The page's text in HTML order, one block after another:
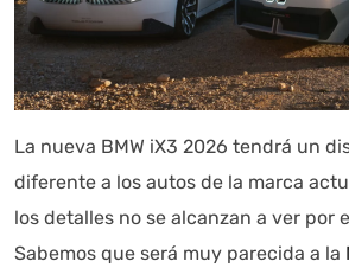
La nueva BMW iX3 2026 tendrá un
diferente a los autos de la marca
los detalles no se alcanzan a ver por
Sabemos que será muy parecida a la